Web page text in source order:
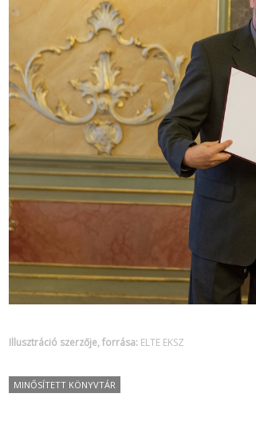
Illusztráció szerzője, forrása: ELTE EKSZ
MINŐSÍTETT KÖNYVTÁR